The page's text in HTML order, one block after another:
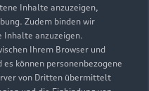
Inhalte anzuzeigen,
Zudem binden wir
Inhalte anzuzeigen.
Ihrem Browser und
können personenbezogene
von Dritten übermittelt
e-tron Service R8